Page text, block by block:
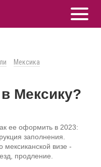
Мексика
Мексику?
ее оформить в 2023:
заполнения.
мексиканской визе -
продление.